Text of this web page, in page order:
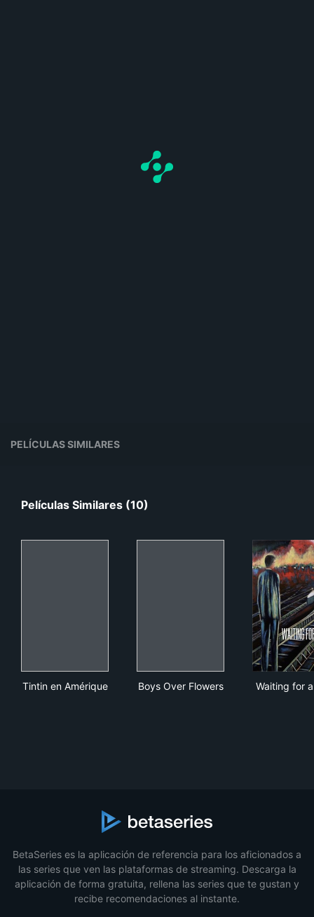
PELÍCULAS SIMILARES
Películas Similares (10)
Tintin en Amérique Boys Over Flowers Waiting for
BetaSeries es la aplicación de referencia para los aficionados a
las series que ven las plataformas de streaming. Descarga la
aplicación de forma gratuita, rellena las series que te gustan y
recibe recomendaciones al instante.